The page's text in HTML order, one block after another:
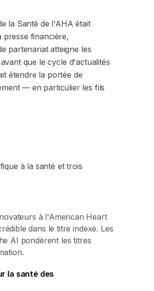
la Santé de l'AHA était
presse financière,
partenariat atteigne les
que le cycle d'actualités
étendre la portée de
— en particulier les fils
à la santé et trois
à l'American Heart
dans le titre indexé. Les
AI pondèrent les titres
la santé des